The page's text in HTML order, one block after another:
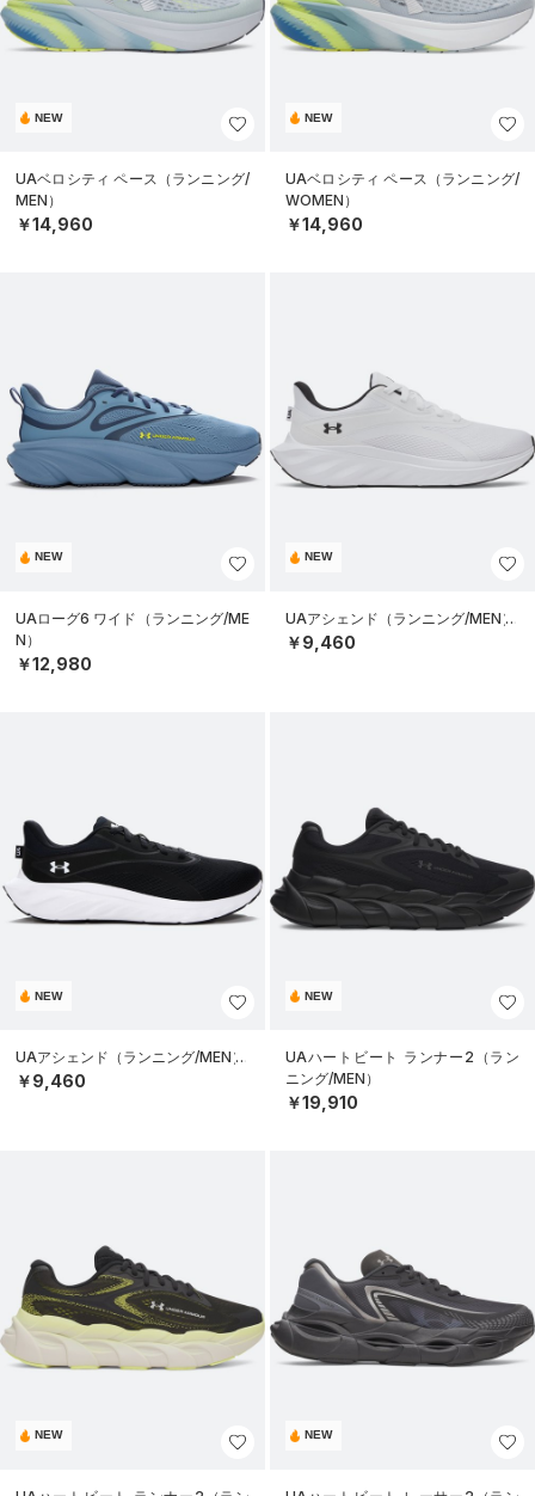
NEW
UAベロシティ ペース（ランニング/
MEN）
￥14,960
NEW
UAベロシティ ペース（ランニング/
WOMEN）
￥14,960
NEW
UAローグ6 ワイド（ランニング/ME
N）
￥12,980
NEW
UAアシェンド（ランニング/MEN）
￥9,460
NEW
UAアシェンド（ランニング/MEN）
￥9,460
NEW
UAハートビート ランナー2（ラン
ニング/MEN）
￥19,910
NEW NEW